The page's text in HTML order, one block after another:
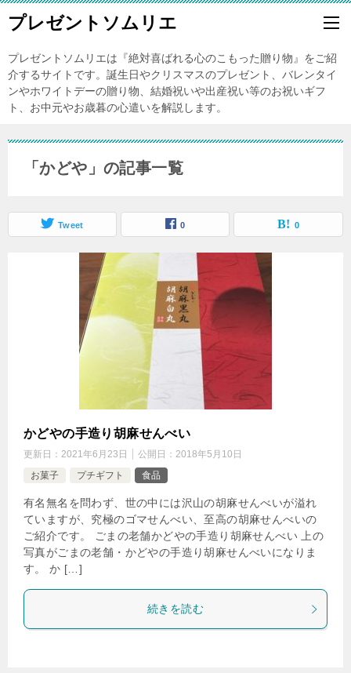
プレゼントソムリエ
プレゼントソムリエは『絶対喜ばれる心のこもった贈り物』をご紹
介するサイトです。誕生日やクリスマスのプレゼント、バレンタイ
ンやホワイトデーの贈り物、結婚祝いや出産祝い等のお祝いギフ
ト、お中元やお歳暮の心遣いを解説します。
「かどや」の記事一覧
Tweet 0 0
かどやの手造り胡麻せんべい
更新日： 2021年6月23日 公開日： 2018年5月10日
お菓子
プチギフト 食品
有名無名を問わず、世の中には沢山の胡麻せんべいが溢れ
ていますが、究極のゴマせんべい、至高の胡麻せんべいの
ご紹介です。 ごまの老舗かどやの手造り胡麻せんべい 上の
写真がごまの老舗・かどやの手造り胡麻せんべいになりま
す。 か […]
続きを読む